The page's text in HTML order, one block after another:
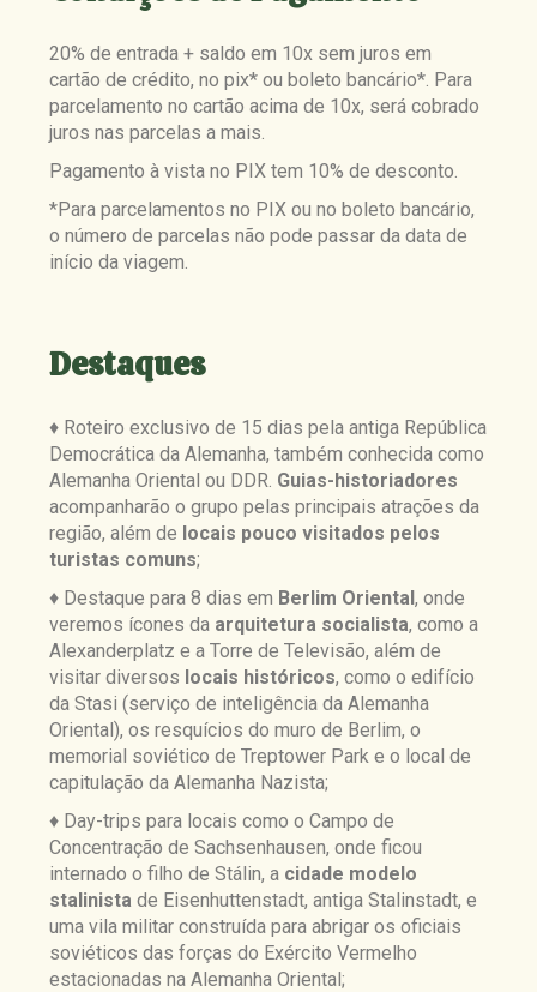
20% de entrada + saldo em 10x sem juros em
cartão de crédito, no pix* ou boleto bancário*. Para
parcelamento no cartão acima de 10x, será cobrado
juros nas parcelas a mais.
Pagamento à vista no PIX tem 10% de desconto.
*Para parcelamentos no PIX ou no boleto bancário,
o número de parcelas não pode passar da data de
início da viagem.
Destaques
♦ Roteiro exclusivo de 15 dias pela antiga República
Democrática da Alemanha, também conhecida como
Alemanha Oriental ou DDR. Guias-historiadores
acompanharão o grupo pelas principais atrações da
região, além de locais pouco visitados pelos
turistas comuns;
♦ Destaque para 8 dias em Berlim Oriental, onde
veremos ícones da arquitetura socialista, como a
Alexanderplatz e a Torre de Televisão, além de
visitar diversos locais históricos, como o edifício
da Stasi (serviço de inteligência da Alemanha
Oriental), os resquícios do muro de Berlim, o
memorial soviético de Treptower Park e o local de
capitulação da Alemanha Nazista;
♦ Day-trips para locais como o Campo de
Concentração de Sachsenhausen, onde ficou
internado o filho de Stálin, a cidade modelo
stalinista de Eisenhuttenstadt, antiga Stalinstadt, e
uma vila militar construída para abrigar os oficiais
soviéticos das forças do Exército Vermelho
estacionadas na Alemanha Oriental;